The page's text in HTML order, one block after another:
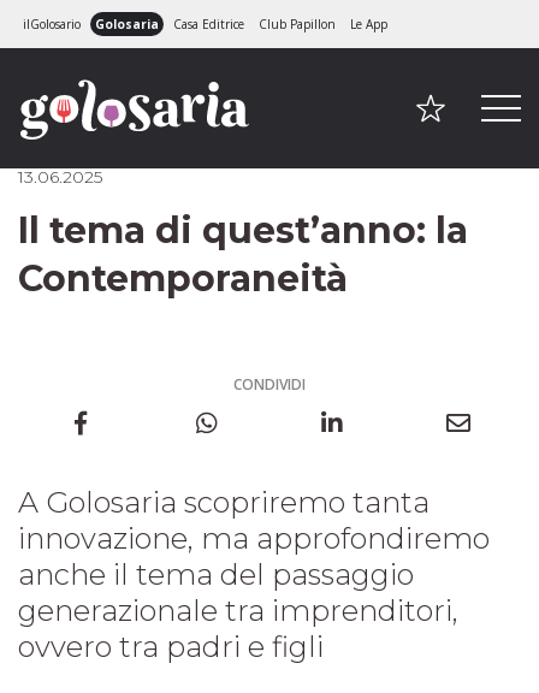
ilGolosario Golosaria Casa Editrice Club Papillon Le App
13.06.2025
Il tema di quest’anno: la
Contemporaneità
CONDIVIDI
A Golosaria scopriremo tanta
innovazione, ma approfondiremo
anche il tema del passaggio
generazionale tra imprenditori,
ovvero tra padri e figli